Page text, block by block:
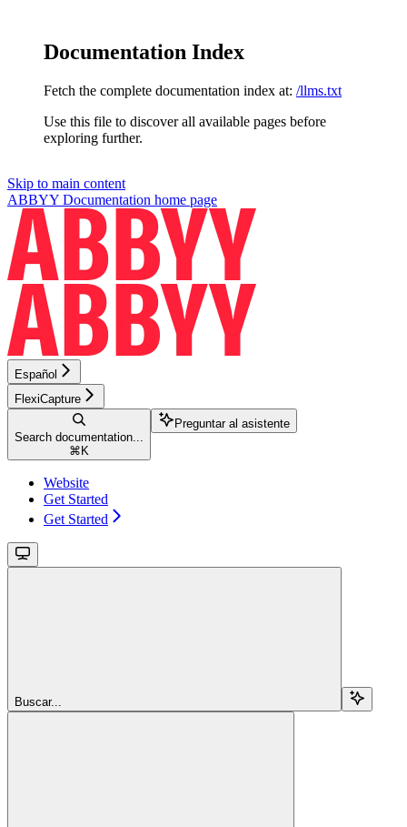
Documentation Index
Fetch the complete documentation index at: /llms.txt
Use this file to discover all available pages before
exploring further.
Skip to main content
ABBYY Documentation home page
Español
FlexiCapture
Search documentation...
⌘ K
Preguntar al asistente
Website
Get Started
Get Started
Buscar...